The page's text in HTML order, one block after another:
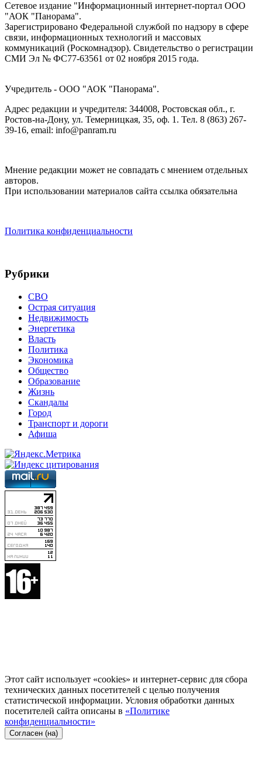
Сетевое издание "Информационный интернет-портал ООО
"АОК "Панорама".
Зарегистрировано Федеральной службой по надзору в сфере
связи, информационных технологий и массовых
коммуникаций (Роскомнадзор). Cвидетельство о регистрации
СМИ Эл № ФС77-63561 от 02 ноября 2015 года.
Учредитель - ООО "АОК "Панорама".
Адрес редакции и учредителя: 344008, Ростовская обл., г.
Ростов-на-Дону, ул. Темерницкая, 35, оф. 1. Тел. 8 (863) 267-
39-16, email: info@panram.ru
Мнение редакции может не совпадать с мнением отдельных
авторов.
При использовании материалов сайта ссылка обязательна
Политика конфиденциальности
Рубрики
СВО
Острая ситуация
Недвижимость
Энергетика
Власть
Политика
Экономика
Общество
Образование
Жизнь
Скандалы
Город
Транспорт и дороги
Афиша
Этот сайт использует «cookies» и интернет-сервис для сбора
технических данных посетителей с целью получения
статистической информации. Условия обработки данных
посетителей сайта описаны в «Политике
конфиденциальности»
Согласен (на)